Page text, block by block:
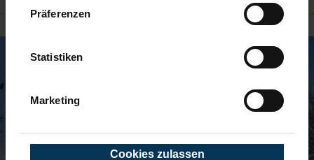
Präferenzen
Statistiken
Marketing
Cookies zulassen